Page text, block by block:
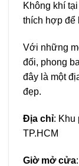
Không khí
thích hợp để
Với những
đối, phong
đây là một
đẹp.
Địa chỉ: Khu
TP.HCM
Giờ mở cửa